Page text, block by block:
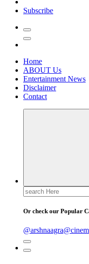
Subscribe
Home
ABOUT Us
Entertainment News
Disclaimer
Contact
Search
for:
Or check our Popular
@arshnaagra